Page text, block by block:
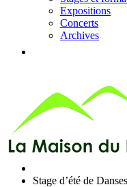
Expositions
Concerts
Archives
Stage d’été de